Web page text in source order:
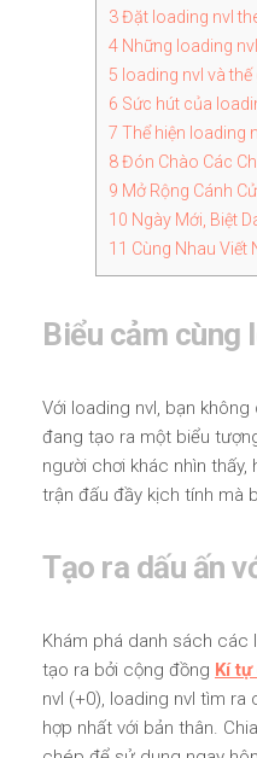
3Đặt loading nvl
4 Những loading
5 loading nvl và
6 Sức hút của
7 Thể hiện loading
8Đón Chào Các
9 Mở Rộng Cánh
10 Ngày Mới, Biệt
11 Cùng Nhau Viết
Biểu cảm cùng
Với loading nvl, bạn
đang tạo ra một biểu
người chơi khác nhìn thấy,
trận đấu đầy kịch tính mà
Tạo ra dấu ấn
Khám phá danh sách các
tạo ra bởi cộng đồng Kí
nvl (+0), loading nvl tìm
hợp nhất với bản thân.